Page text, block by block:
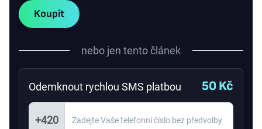
Koupit
nebo jen tento článek
Odemknout rychlou SMS platbou 50 Kč
+420